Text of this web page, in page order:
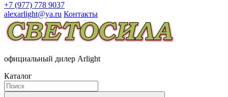
+7 (977) 778 9037
alexarlight@ya.ru Контакты
официальный дилер Arlight
Каталог